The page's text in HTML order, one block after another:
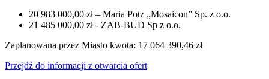
20 983 000,00 zł – Maria Potz „Mosaicon” Sp. z o.o.
21 485 000,00 zł - ZAB-BUD Sp z o.o.
Zaplanowana przez Miasto kwota: 17 064 390,46 zł
Przejdź do informacji z otwarcia ofert